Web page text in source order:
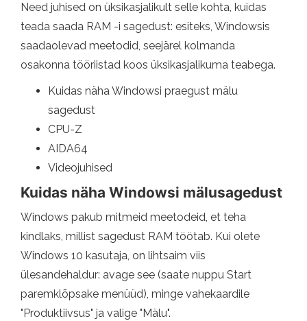
Need juhised on üksikasjalikult selle kohta, kuidas
teada saada RAM -i sagedust: esiteks, Windowsis
saadaolevad meetodid, seejärel kolmanda
osakonna tööriistad koos üksikasjalikuma teabega.
Kuidas näha Windowsi praegust mälu
sagedust
CPU-Z
AIDA64
Videojuhised
Kuidas näha Windowsi mälusagedust
Windows pakub mitmeid meetodeid, et teha
kindlaks, millist sagedust RAM töötab. Kui olete
Windows 10 kasutaja, on lihtsaim viis
ülesandehaldur: avage see (saate nuppu Start
paremklõpsake menüüd), minge vahekaardile
"Produktiivsus" ja valige "Mälu".